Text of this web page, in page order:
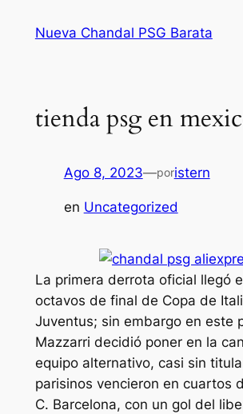
Nueva Chandal PSG Barata
tienda psg en
Ago 8, 2023—poristern
en Uncategorized
La primera derrota oficial llegó
octavos de final de Copa de
Juventus; sin embargo en este
Mazzarri decidió poner en la
equipo alternativo, casi sin
parisinos vencieron en cuartos
C. Barcelona, con un gol del